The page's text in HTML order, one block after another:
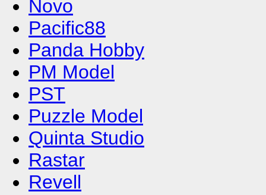
Novo
Pacific88
Panda Hobby
PM Model
PST
Puzzle Model
Quinta Studio
Rastar
Revell